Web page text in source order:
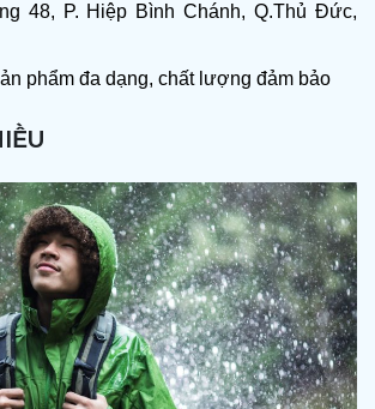
48, P. Hiệp Bình Chánh, Q.Thủ Đức,
phẩm đa dạng, chất lượng đảm bảo